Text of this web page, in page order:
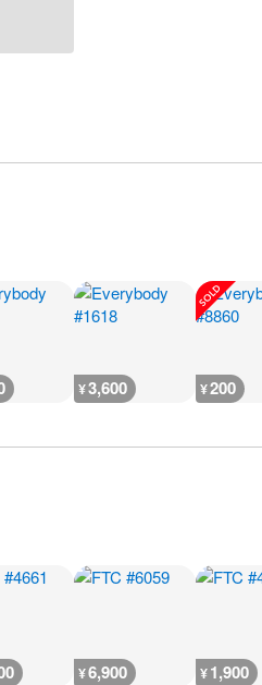
¥3,600 ¥200
¥6,900 ¥1,900